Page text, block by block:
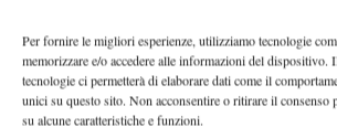
Per fornire le migliori esperienze, utilizziamo tecnologie
memorizzare e/o accedere alle informazioni del dispositivo.
tecnologie ci permetterà di elaborare dati come il
unici su questo sito. Non acconsentire o ritirare il consenso
su alcune caratteristiche e funzioni.